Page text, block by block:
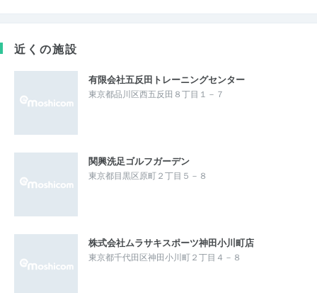
近くの施設
有限会社五反田トレーニングセンター
東京都品川区西五反田８丁目１－７
関興洗足ゴルフガーデン
東京都目黒区原町２丁目５－８
株式会社ムラサキスポーツ神田小川町店
東京都千代田区神田小川町２丁目４－８